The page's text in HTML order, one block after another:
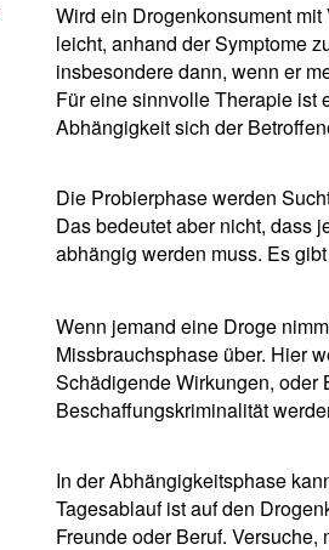
Wird ein Drogenkonsument
leicht, anhand der Symptome
insbesondere dann, wenn er
Für eine sinnvolle Therapie ist
Abhängigkeit sich der
Die Probierphase werden
Das bedeutet aber nicht, dass
abhängig werden muss. Es
Wenn jemand eine Droge
Missbrauchsphase über. Hier
Schädigende Wirkungen, oder
Beschaffungskriminalität
In der Abhängigkeitsphase
Tagesablauf ist auf den
Freunde oder Beruf.